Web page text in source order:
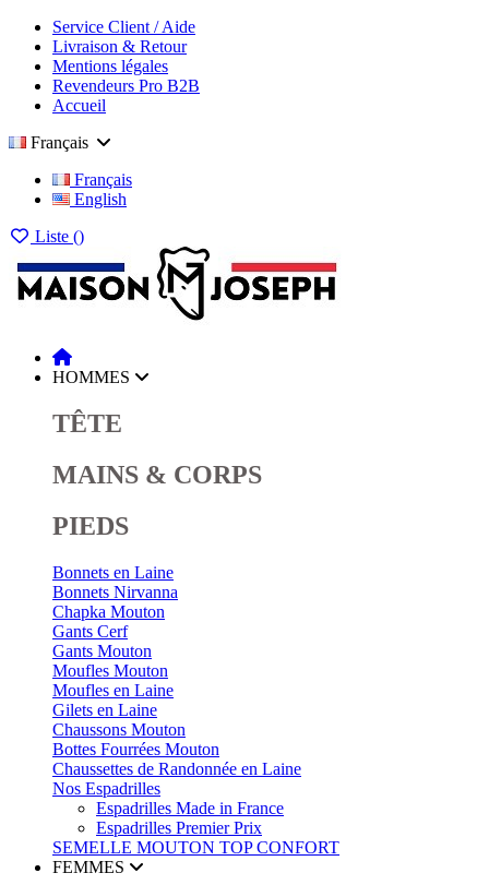
Service Client / Aide
Livraison & Retour
Mentions légales
Revendeurs Pro B2B
Accueil
Français
Français
English
Liste ()
HOMMES
TÊTE
MAINS & CORPS
PIEDS
Bonnets en Laine
Bonnets Nirvanna
Chapka Mouton
Gants Cerf
Gants Mouton
Moufles Mouton
Moufles en Laine
Gilets en Laine
Chaussons Mouton
Bottes Fourrées Mouton
Chaussettes de Randonnée en Laine
Nos Espadrilles
Espadrilles Made in France
Espadrilles Premier Prix
SEMELLE MOUTON TOP CONFORT
FEMMES